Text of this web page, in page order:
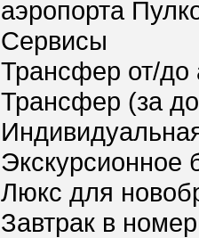
аэропорта
Сервисы
Трансфер от/до
Трансфер (за
Экскурсионное
Люкс для
Завтрак в номер